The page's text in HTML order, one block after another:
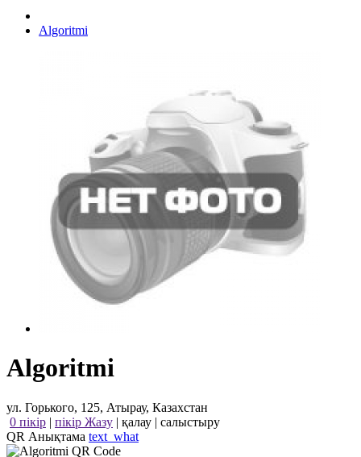
Algoritmi
Algoritmi
ул. Горького, 125, Атырау, Казахстан
0 пікір | пікір Жазу | қалау | салыстыру
QR Анықтама text_what